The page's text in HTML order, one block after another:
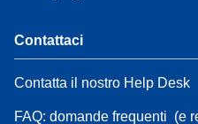
Contattaci
Contatta il nostro Help Desk
FAQ: domande frequenti (e